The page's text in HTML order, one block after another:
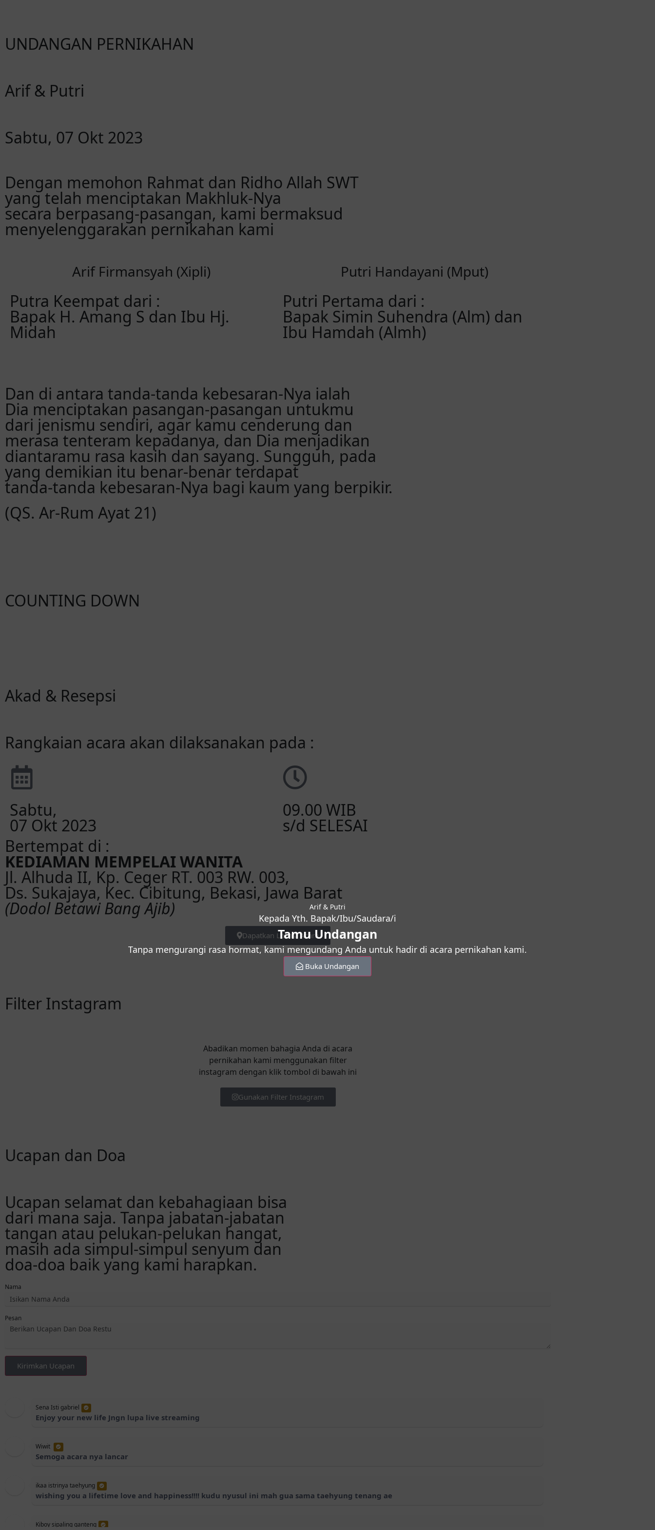
UNDANGAN PERNIKAHAN
Arif & Putri
Sabtu, 07 Okt 2023
Dengan memohon Rahmat dan Ridho Allah SWT
yang telah menciptakan Makhluk-Nya
secara berpasang-pasangan, kami bermaksud
menyelenggarakan pernikahan kami
Arif Firmansyah (Xipli)
Putra Keempat dari :
Bapak H. Amang S dan Ibu Hj.
Midah
Putri Handayani (Mput)
Putri Pertama dari :
Bapak Simin Suhendra (Alm) dan
Ibu Hamdah (Almh)
Dan di antara tanda-tanda kebesaran-Nya ialah
Dia menciptakan pasangan-pasangan untukmu
dari jenismu sendiri, agar kamu cenderung dan
merasa tenteram kepadanya, dan Dia menjadikan
diantaramu rasa kasih dan sayang. Sungguh, pada
yang demikian itu benar-benar terdapat
tanda-tanda kebesaran-Nya bagi kaum yang berpikir.
(QS. Ar-Rum Ayat 21)
COUNTING DOWN
Akad & Resepsi
Rangkaian acara akan dilaksanakan pada :
Sabtu,
07 Okt 2023
09.00 WIB
s/d SELESAI
Bertempat di :
KEDIAMAN MEMPELAI WANITA
Jl. Alhuda II, Kp. Ceger RT. 003 RW. 003,
Ds. Sukajaya, Kec. Cibitung, Bekasi, Jawa Barat
(Dodol Betawi Bang Ajib)
Dapatkan Lokasi Acara
Filter Instagram
Abadikan momen bahagia Anda di acara
pernikahan kami menggunakan filter
instagram dengan klik tombol di bawah ini
Gunakan Filter Instagram
Ucapan dan Doa
Ucapan selamat dan kebahagiaan bisa
dari mana saja. Tanpa jabatan-jabatan
tangan atau pelukan-pelukan hangat,
masih ada simpul-simpul senyum dan
doa-doa baik yang kami harapkan.
Nama
Pesan
Kirimkan Ucapan
Sena Isti gabriel
Enjoy your new life Jngn lupa live streaming
Wiwit
Semoga acara nya lancar
ikaa istrinya taehyung
wishing you a lifetime love and happiness!!!! kudu nyusul ini mah gua sama taehyung tenang ae
Kiboy sipaling ganteng
Arif & Putri
Kepada Yth. Bapak/Ibu/Saudara/i
Tamu Undangan
Tanpa mengurangi rasa hormat, kami mengundang Anda untuk hadir di acara pernikahan kami.
Buka Undangan